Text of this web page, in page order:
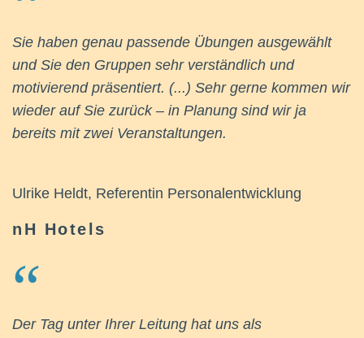
Sie haben genau passende Übungen ausgewählt
und Sie den Gruppen sehr verständlich und
motivierend präsentiert. (...) Sehr gerne kommen wir
wieder auf Sie zurück – in Planung sind wir ja
bereits mit zwei Veranstaltungen.
Ulrike Heldt, Referentin Personalentwicklung
nH Hotels
Der Tag unter Ihrer Leitung hat uns als